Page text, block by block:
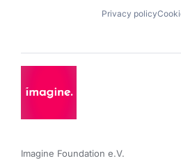
Privacy policy
Imagine Foundation e.V.